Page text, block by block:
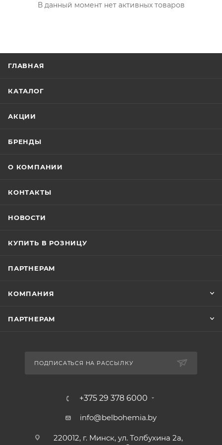
В данный момент нет активных товаров
ГЛАВНАЯ
КАТАЛОГ
АКЦИИ
БРЕНДЫ
О КОМПАНИИ
КОНТАКТЫ
НОВОСТИ
КУПИТЬ В РОЗНИЦУ
ПАРТНЕРАМ
КОМПАНИЯ
ПАРТНЕРАМ
ПОДПИСАТЬСЯ НА РАССЫЛКУ
+375 29 378 6000
info@belbohemia.by
220012, г. Минск, ул. Толбухина 2а,